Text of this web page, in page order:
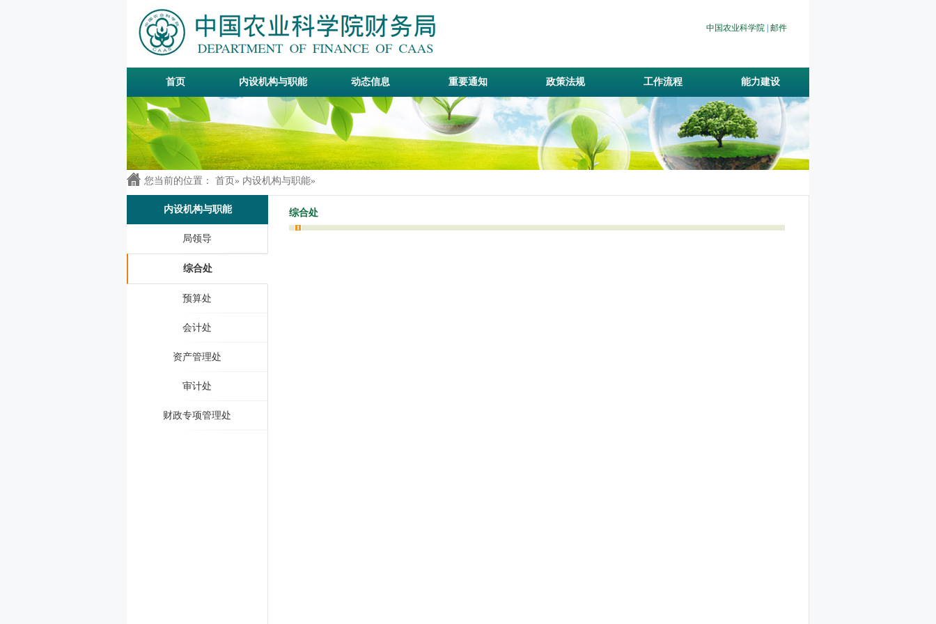
中国农业科学院 邮件
首页 内设机构与职能 动态信息 重要通知 政策法规 工作流程 能力建设
您当前的位置： 首页 » 内设机构与职能»
内设机构与职能
局领导
综合处
预算处
会计处
资产管理处
审计处
财政专项管理处
综合处